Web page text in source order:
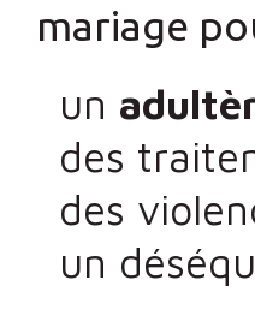
mariage
un
des
des
un